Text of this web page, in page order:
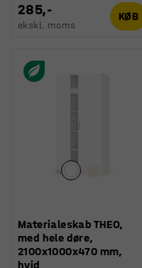
285,-
ekskl. moms
KØB
Materialeskab THEO,
med hele døre,
2100x1000x470 mm,
hvid